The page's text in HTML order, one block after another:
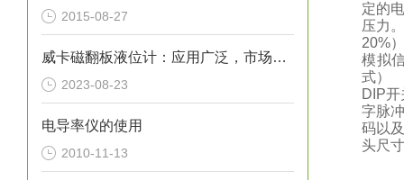
2015-08-27
威卡磁翻板液位计：应用广泛，市场前景广阔
2023-08-23
电导率仪的使用
2010-11-13
定的
压力
20%
模拟
式）
DIP
字脉
码以
头尺